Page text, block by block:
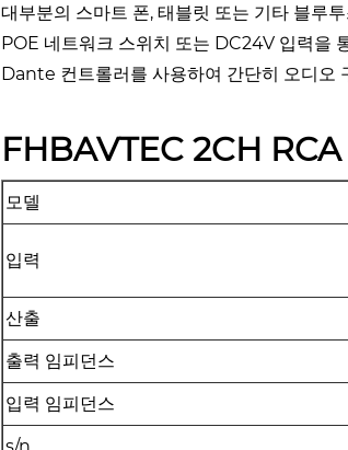
대부분의 스마트 폰, 태블릿 또는 기타 블루
POE 네트워크 스위치 또는 DC24V 입력을
Dante 컨트롤러를 사용하여 간단히 오디오
FHBAVTEC 2CH
모델
입력
산출
출력 임피던스
입력 임피던스